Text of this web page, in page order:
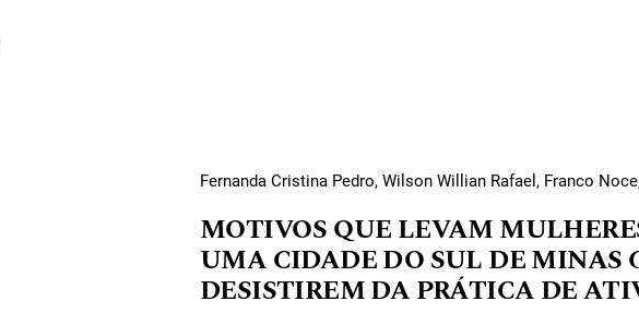
Fernanda Cristina Pedro, Wilson Willian Rafael, Franco
MOTIVOS QUE LEVAM
UMA CIDADE DO SUL DE MINAS
DESISTIREM DA PRÁTICA DE